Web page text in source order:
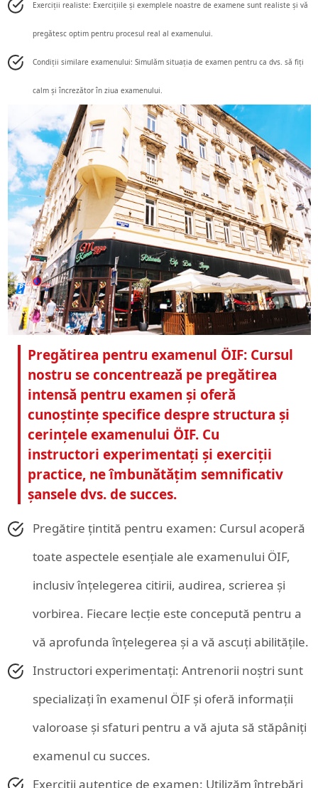
Exerciții realiste: Exercițiile și exemplele noastre de examene sunt realiste și vă
pregătesc optim pentru procesul real al examenului.
Condiții similare examenului: Simulăm situația de examen pentru ca dvs. să fiți
calm și încrezător în ziua examenului.
Pregătirea pentru examenul ÖIF: Cursul
nostru se concentrează pe pregătirea
intensă pentru examen și oferă
cunoștințe specifice despre structura și
cerințele examenului ÖIF. Cu
instructori experimentați și exerciții
practice, ne îmbunătățim semnificativ
șansele dvs. de succes.
Pregătire țintită pentru examen: Cursul acoperă
toate aspectele esențiale ale examenului ÖIF,
inclusiv înțelegerea citirii, audirea, scrierea și
vorbirea. Fiecare lecție este concepută pentru a
vă aprofunda înțelegerea și a vă ascuți abilitățile.
Instructori experimentați: Antrenorii noștri sunt
specializați în examenul ÖIF și oferă informații
valoroase și sfaturi pentru a vă ajuta să stăpâniți
examenul cu succes.
Exerciții autentice de examen: Utilizăm întrebări